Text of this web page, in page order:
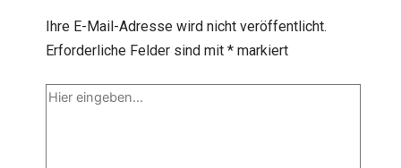
Ihre E-Mail-Adresse wird nicht veröffentlicht.
Erforderliche Felder sind mit *markiert
Hier